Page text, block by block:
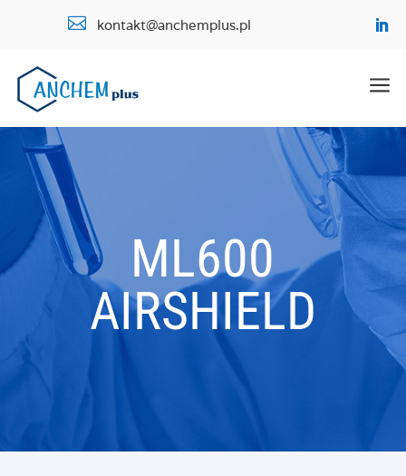
 kontakt@anchemplus.pl
a
ML600
AIRSHIELD